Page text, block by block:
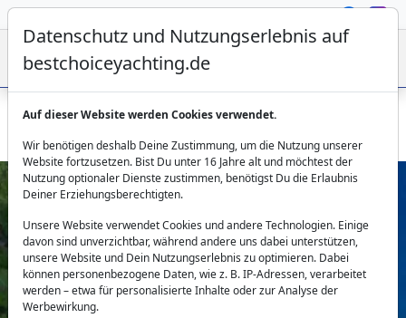
Gulet Larin Su -31m 8 Kabinen Charter ab Fethiye
Previous
Datenschutz und Nutzungserlebnis auf
bestchoiceyachting.de
Auf dieser Website werden Cookies verwendet.
Wir benötigen deshalb Deine Zustimmung, um die Nutzung unserer
Website fortzusetzen. Bist Du unter 16 Jahre alt und möchtest der
Nutzung optionaler Dienste zustimmen, benötigst Du die Erlaubnis
Deiner Erziehungsberechtigten.
Unsere Website verwendet Cookies und andere Technologien. Einige
davon sind unverzichtbar, während andere uns dabei unterstützen,
unsere Website und Dein Nutzungserlebnis zu optimieren. Dabei
können personenbezogene Daten, wie z. B. IP-Adressen, verarbeitet
werden – etwa für personalisierte Inhalte oder zur Analyse der
Werbewirkung.